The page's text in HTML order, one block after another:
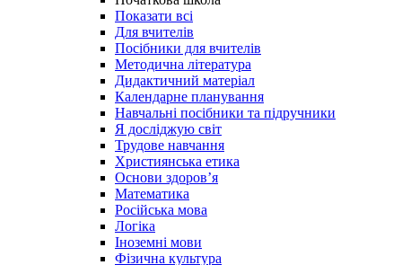
Показати всі
Для вчителів
Посібники для вчителів
Методична література
Дидактичний матеріал
Календарне планування
Навчальні посібники та підручники
Я досліджую світ
Трудове навчання
Християнська етика
Основи здоров’я
Математика
Російська мова
Логіка
Іноземні мови
Фізична культура